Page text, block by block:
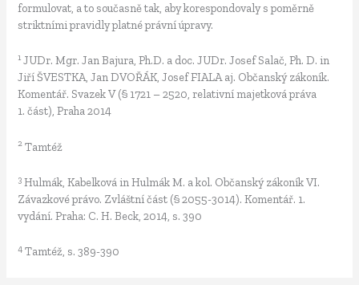
formulovat, a to současně tak, aby korespondovaly s poměrně
striktními pravidly platné právní úpravy.
1 JUDr. Mgr. Jan Bajura, Ph.D. a doc. JUDr. Josef Salač, Ph. D. in
Jiří ŠVESTKA, Jan DVOŘÁK, Josef FIALA aj. Občanský zákoník.
Komentář. Svazek V (§ 1721 – 2520, relativní majetková práva
1. část), Praha 2014
2 Tamtéž
3 Hulmák, Kabelková in Hulmák M. a kol. Občanský zákoník VI.
Závazkové právo. Zvláštní část (§ 2055-3014). Komentář. 1.
vydání. Praha: C. H. Beck, 2014, s. 390
4 Tamtéž, s. 389-390